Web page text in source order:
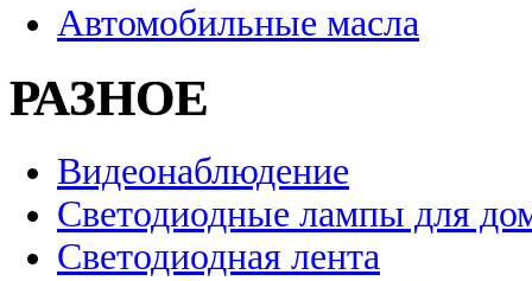
Автомобильные масла
РАЗНОЕ
Видеонаблюдение
Светодиодные лампы для
Светодиодная лента